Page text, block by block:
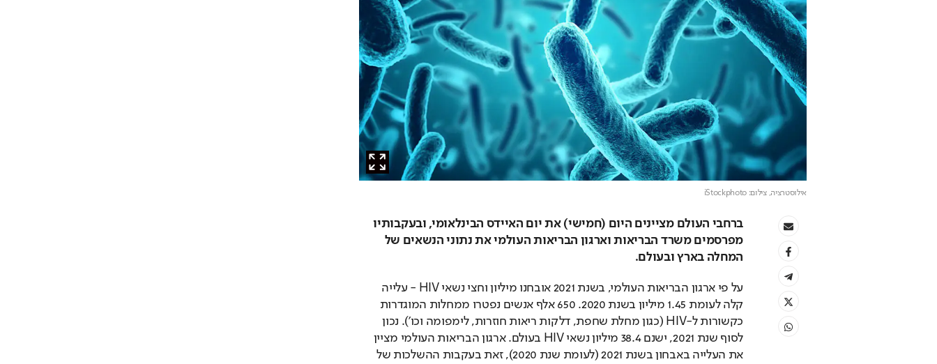
אילוסטרציה, צילום: iStockphoto
המחלה בארץ ובעולם.
כקשורות ל-HIV (כגון מחלת שחפת, דלקות ריאות חוזרות, לימפומה וכו'). נכון
את העלייה באבחון בשנת 2021 (לעומת שנת 2020), זאת בעקבות ההשלכות של